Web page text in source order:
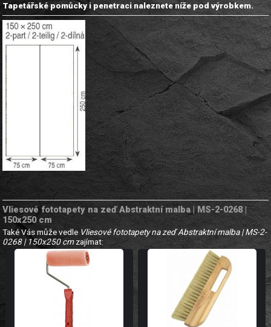
Tapetářské pomůcky i penetraci naleznete níže pod výrobkem.
Vliesové fototapety na zeď Abstraktní malba | MS-2-0268 |
150x250 cm
Také Vás může vedle Vliesové fototapety na zeď Abstraktní malba | MS-2-
0268 | 150x250 cmzajímat: